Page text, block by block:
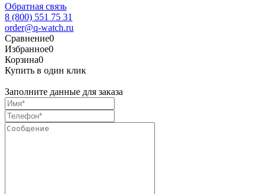
Обратная связь
8 (800) 551 75 31
order@q-watch.ru
Сравнение0
Избранное0
Корзина0
Купить в один клик
Заполните данные для заказа